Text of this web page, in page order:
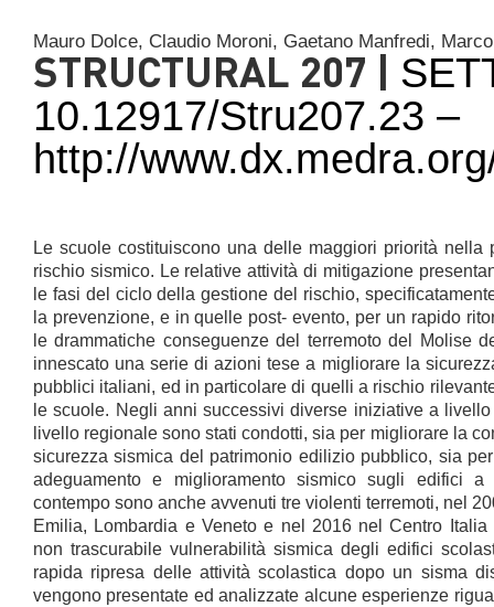
Mauro Dolce, Claudio Moroni, Gaetano Manfredi,
STRUCTURAL 207 |
10.12917/Stru207.23 –
http://
Le scuole costituiscono una delle maggiori priorità nella
rischio sismico. Le relative attività di mitigazione
le fasi del ciclo della gestione del rischio,
la prevenzione, e in quelle post- evento, per un rapido
le drammatiche conseguenze del terremoto del Molise
innescato una serie di azioni tese a migliorare la
pubblici italiani, ed in particolare di quelli a rischio
le scuole. Negli anni successivi diverse iniziative a
livello regionale sono stati condotti, sia per migliorare la
sicurezza sismica del patrimonio edilizio pubblico, sia
adeguamento e miglioramento sismico sugli edifici
contempo sono anche avvenuti tre violenti terremoti, nel
Emilia, Lombardia e Veneto e nel 2016 nel Centro
non trascurabile vulnerabilità sismica degli edifici
rapida ripresa delle attività scolastica dopo un sisma
vengono presentate ed analizzate alcune esperienze